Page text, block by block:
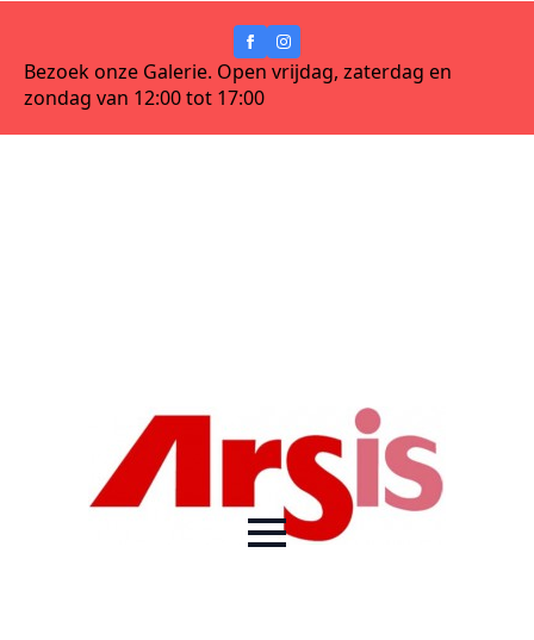
Bezoek onze Galerie. Open vrijdag, zaterdag en
zondag van 12:00 tot 17:00